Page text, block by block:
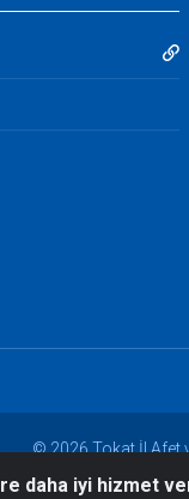
© 2026 Tokat İl Afet
daha iyi hizmet